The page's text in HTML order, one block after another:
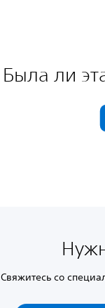
Была ли
Свяжитесь со